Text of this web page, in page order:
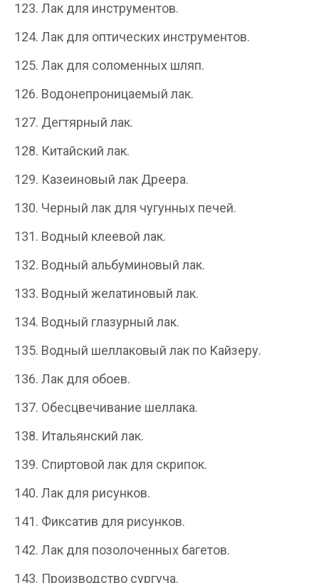
123. Лак для инструментов.
124. Лак для оптических инструментов.
125. Лак для соломенных шляп.
126. Водонепроницаемый лак.
127. Дегтярный лак.
128. Китайский лак.
129. Казеиновый лак Дреера.
130. Черный лак для чугунных печей.
131. Водный клеевой лак.
132. Водный альбуминовый лак.
133. Водный желатиновый лак.
134. Водный глазурный лак.
135. Водный шеллаковый лак по Кайзеру.
136. Лак для обоев.
137. Обесцвечивание шеллака.
138. Итальянский лак.
139. Спиртовой лак для скрипок.
140. Лак для рисунков.
141. Фиксатив для рисунков.
142. Лак для позолоченных багетов.
143. Производство сургуча.